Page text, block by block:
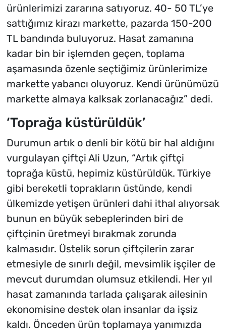
ürünlerimizi zararına satıyoruz. 40- 50 TL’ye
sattığımız kirazı markette, pazarda 150-200
TL bandında buluyoruz. Hasat zamanına
kadar bin bir işlemden geçen, toplama
aşamasında özenle seçtiğimiz ürünlerimize
markette yabancı oluyoruz. Kendi ürünümüzü
markette almaya kalksak zorlanacağız” dedi.
‘Toprağa küstürüldük’
Durumun artık o denli bir kötü bir hal aldığını
vurgulayan çiftçi Ali Uzun, “Artık çiftçi
toprağa küstü, hepimiz küstürüldük. Türkiye
gibi bereketli toprakların üstünde, kendi
ülkemizde yetişen ürünleri dahi ithal alıyorsak
bunun en büyük sebeplerinden biri de
çiftçinin üretmeyi bırakmak zorunda
kalmasıdır. Üstelik sorun çiftçilerin zarar
etmesiyle de sınırlı değil, mevsimlik işçiler de
mevcut durumdan olumsuz etkilendi. Her yıl
hasat zamanında tarlada çalışarak ailesinin
ekonomisine destek olan insanlar da işsiz
kaldı. Önceden ürün toplamaya yanımızda